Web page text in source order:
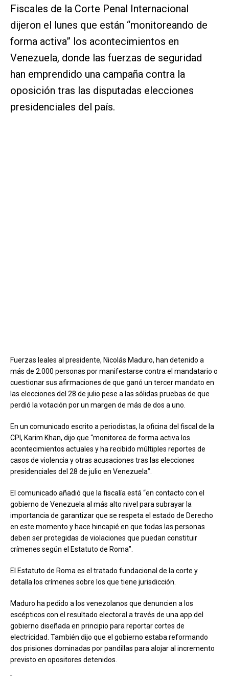
Fiscales de la Corte Penal Internacional
dijeron el lunes que están “monitoreando de
forma activa” los acontecimientos en
Venezuela, donde las fuerzas de seguridad
han emprendido una campaña contra la
oposición tras las disputadas elecciones
presidenciales del país.
Fuerzas leales al presidente, Nicolás Maduro, han detenido a
más de 2.000 personas por manifestarse contra el mandatario o
cuestionar sus afirmaciones de que ganó un tercer mandato en
las elecciones del 28 de julio pese a las sólidas pruebas de que
perdió la votación por un margen de más de dos a uno.
En un comunicado escrito a periodistas, la oficina del fiscal de la
CPI, Karim Khan, dijo que “monitorea de forma activa los
acontecimientos actuales y ha recibido múltiples reportes de
casos de violencia y otras acusaciones tras las elecciones
presidenciales del 28 de julio en Venezuela”.
El comunicado añadió que la fiscalía está “en contacto con el
gobierno de Venezuela al más alto nivel para subrayar la
importancia de garantizar que se respeta el estado de Derecho
en este momento y hace hincapié en que todas las personas
deben ser protegidas de violaciones que puedan constituir
crímenes según el Estatuto de Roma”.
El Estatuto de Roma es el tratado fundacional de la corte y
detalla los crímenes sobre los que tiene jurisdicción.
Maduro ha pedido a los venezolanos que denuncien a los
escépticos con el resultado electoral a través de una app del
gobierno diseñada en principio para reportar cortes de
electricidad. También dijo que el gobierno estaba reformando
dos prisiones dominadas por pandillas para alojar al incremento
previsto en opositores detenidos.